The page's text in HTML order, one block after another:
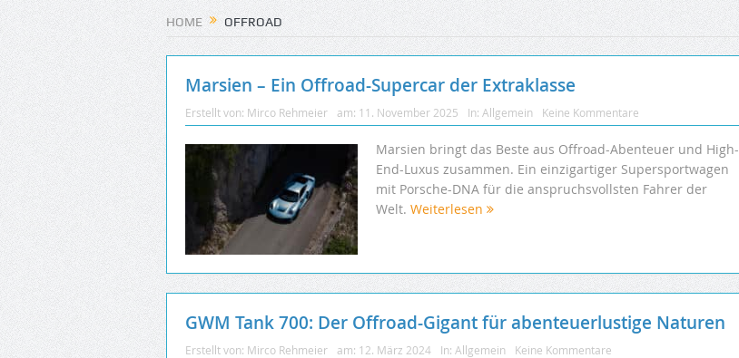
HOME OFFROAD
Marsien – Ein Offroad-Supercar der Extraklasse
Erstellt von: Mirco Rehmeier am: 11. November 2025 In: Allgemein Keine Kommentare
Marsien bringt das Beste aus Offroad-Abenteuer und High-
End-Luxus zusammen. Ein einzigartiger Supersportwagen
mit Porsche-DNA für die anspruchsvollsten Fahrer der
Welt. Weiterlesen
GWM Tank 700: Der Offroad-Gigant für abenteuerlustige Naturen
Erstellt von: Mirco Rehmeier am: 12. März 2024 In: Allgemein Keine Kommentare